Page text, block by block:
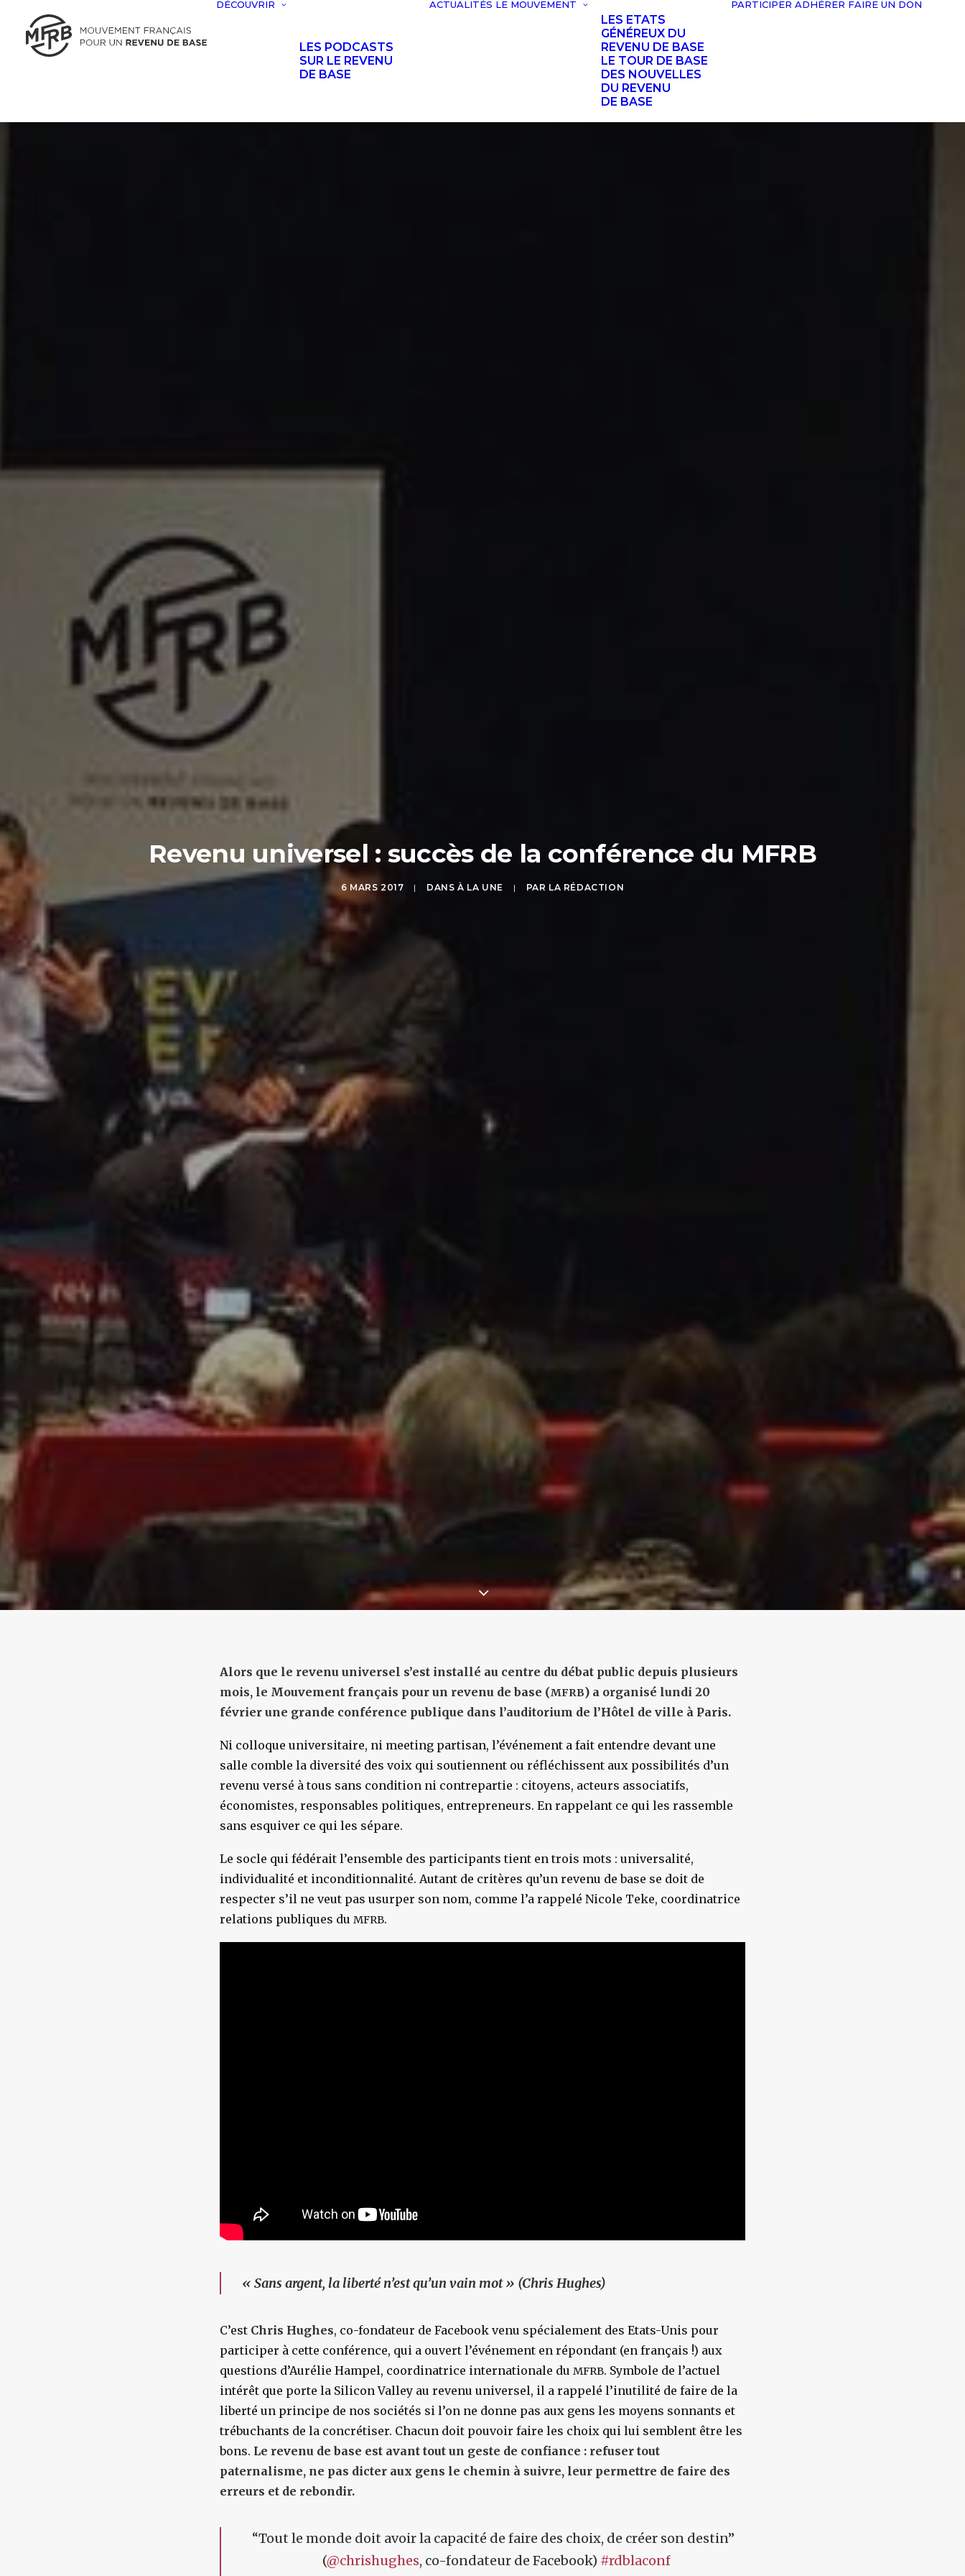
DÉCOUVRIR
LES PODCASTS
SUR LE REVENU
DE BASE
ACTUALITÉS LE MOUVEMENT
LES ETATS
GÉNÉREUX DU
REVENU DE BASE
LE TOUR DE BASE
DES NOUVELLES
DU REVENU
DE BASE
PARTICIPER ADHÉRER FAIRE UN DON
Revenu universel : succès de la conférence du MFRB
6 MARS 2017 | DANSÀ LA UNE | PAR LA RÉDACTION
Alors que le revenu universel s’est installé au centre du débat public depuis plusieurs
mois, le Mouvement français pour un revenu de base (MFRB) a organisé lundi 20
février une grande conférence publique dans l’auditorium de l’Hôtel de ville à Paris.
Ni colloque universitaire, ni meeting partisan, l’événement a fait entendre devant une
salle comble la diversité des voix qui soutiennent ou réfléchissent aux possibilités d’un
revenu versé à tous sans condition ni contrepartie : citoyens, acteurs associatifs,
économistes, responsables politiques, entrepreneurs. En rappelant ce qui les rassemble
sans esquiver ce qui les sépare.
Le socle qui fédérait l’ensemble des participants tient en trois mots : universalité,
individualité et inconditionnalité. Autant de critères qu’un revenu de base se doit de
respecter s’il ne veut pas usurper son nom, comme l’a rappelé Nicole Teke, coordinatrice
relations publiques du MFRB.
« Sans argent, la liberté n’est qu’un vain mot » (Chris Hughes)
C’est Chris Hughes, co-fondateur de Facebook venu spécialement des Etats-Unis pour
participer à cette conférence, qui a ouvert l’événement en répondant (en français !) aux
questions d’Aurélie Hampel, coordinatrice internationale du MFRB. Symbole de l’actuel
intérêt que porte la Silicon Valley au revenu universel, il a rappelé l’inutilité de faire de la
liberté un principe de nos sociétés si l’on ne donne pas aux gens les moyens sonnants et
trébuchants de la concrétiser. Chacun doit pouvoir faire les choix qui lui semblent être les
bons. Le revenu de base est avant tout un geste de confiance : refuser tout
paternalisme, ne pas dicter aux gens le chemin à suivre, leur permettre de faire des
erreurs et de rebondir.
“Tout le monde doit avoir la capacité de faire des choix, de créer son destin”
(@chrishughes, co-fondateur de Facebook) #rdblaconf